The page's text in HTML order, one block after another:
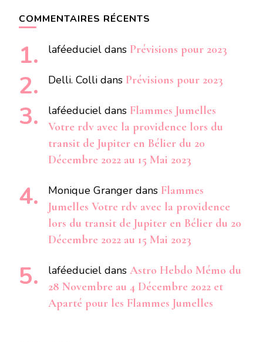
COMMENTAIRES RÉCENTS
laféeduciel dans Prévisions pour 2023
Delli. Colli dans Prévisions pour 2023
laféeduciel dans Flammes Jumelles
Votre rdv avec la providence lors du
transit de Jupiter en Bélier du 20
Décembre 2022 au 15 Mai 2023
Monique Granger dans Flammes
Jumelles Votre rdv avec la providence
lors du transit de Jupiter en Bélier du 20
Décembre 2022 au 15 Mai 2023
laféeduciel dans Astro Hebdo Mémo du
28 Novembre au 4 Décembre 2022 et
Aparté pour les Flammes Jumelles